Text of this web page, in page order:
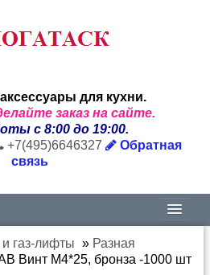
для кухни.
заказ на сайте.
с 8:00 до 19:00.
+7(495)6646327
Обратная
связь
газ-лифты » Разная
Винт М4*25, бронза -1000 шт